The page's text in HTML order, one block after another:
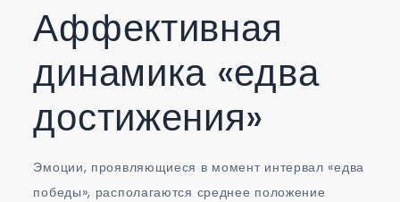
Аффективная
динамика «едва
достижения»
Эмоции, проявляющиеся в момент интервал «едва
победы», располагаются среднее положение